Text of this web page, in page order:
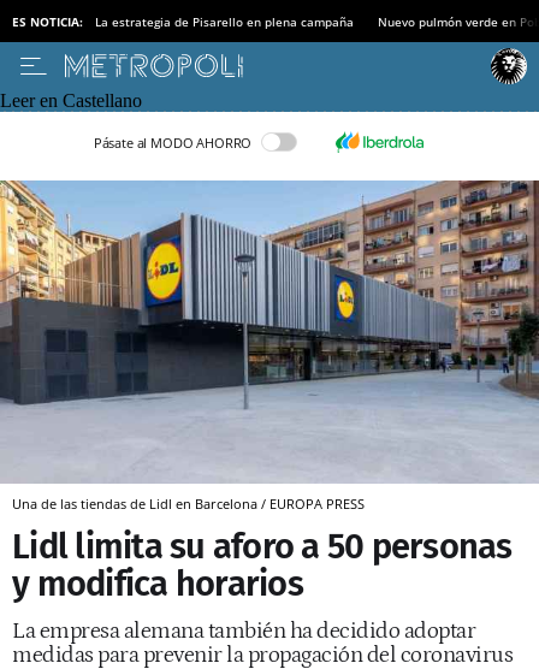
ES NOTICIA: La estrategia de Pisarello en plena campaña Nuevo pulmón verde en
Leer en Castellano
Pásate al MODO AHORRO
Una de las tiendas de Lidl en Barcelona / EUROPA PRESS
Lidl limita su aforo a 50 personas
y modifica horarios
La empresa alemana también ha decidido adoptar
medidas para prevenir la propagación del coronavirus